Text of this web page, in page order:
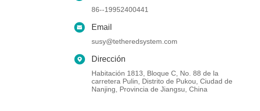
86--19952400441
Email
susy@tetheredsystem.com
Dirección
Habitación 1813, Bloque C, No. 88 de la
carretera Pulin, Distrito de Pukou, Ciudad de
Nanjing, Provincia de Jiangsu, China